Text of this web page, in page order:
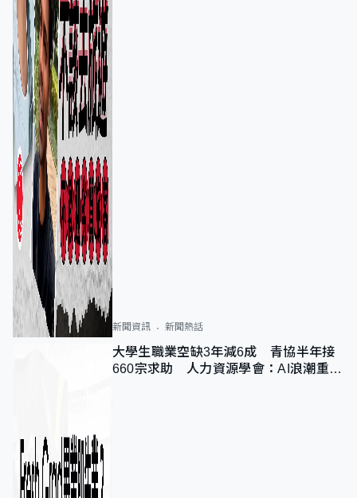
新聞資訊 新聞熱話
大學生職業空缺3年減6成 青協半年接
660宗求助 人力資源學會：AI浪潮重整